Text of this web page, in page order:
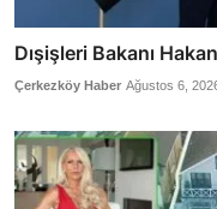
Dışişleri Bakanı
Çerkezköy Haber Ağustos 6,